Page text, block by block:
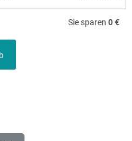
Sie sparen 0 €